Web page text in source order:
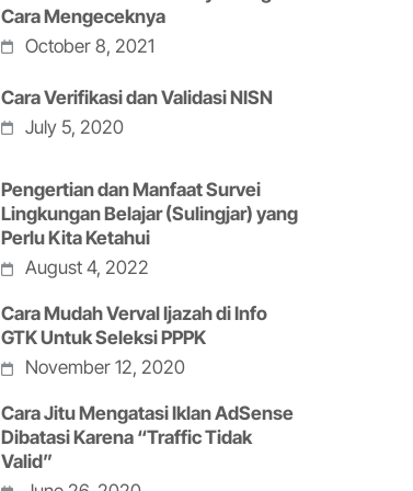
Cara Mengeceknya
October 8, 2021
Cara Verifikasi dan Validasi NISN
July 5, 2020
Pengertian dan Manfaat Survei
Lingkungan Belajar (Sulingjar) yang
Perlu Kita Ketahui
August 4, 2022
Cara Mudah Verval Ijazah di Info
GTK Untuk Seleksi PPPK
November 12, 2020
Cara Jitu Mengatasi Iklan AdSense
Dibatasi Karena “Traffic Tidak
Valid”